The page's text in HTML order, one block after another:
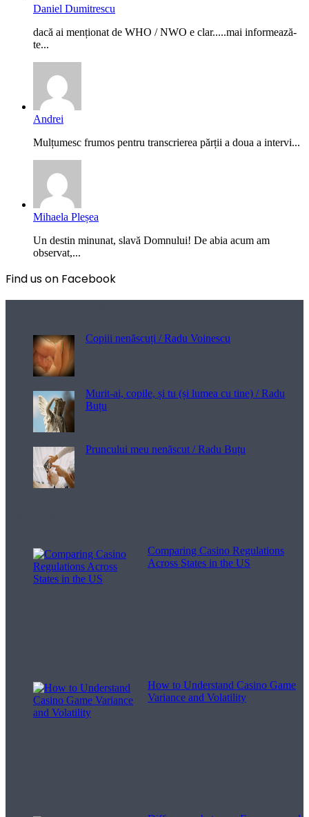
Daniel Dumitrescu
dacă ai menționat de WHO / NWO e clar.....mai informează-
te...
Andrei
Mulțumesc frumos pentru transcrierea părții a doua a intervi...
Mihaela Pleșea
Un destin minunat, slavă Domnului! De abia acum am
observat,...
Find us on Facebook
Copiii nenăscuți / Radu Voinescu
Murit-ai, copile, și tu (și lumea cu tine) / Radu
Buțu
Pruncului meu nenăscut / Radu Buțu
Comparing Casino Regulations
Across States in the US
How to Understand Casino Game
Variance and Volatility